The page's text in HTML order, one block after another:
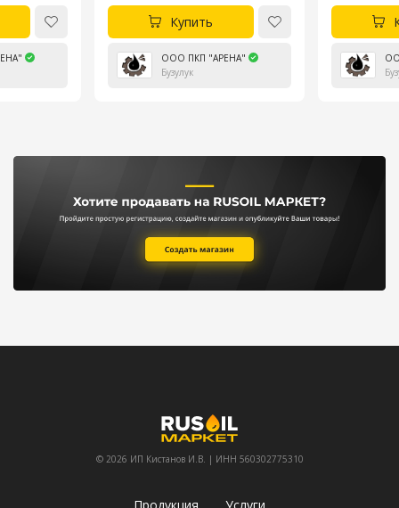
Купить
ООО ПКП "АРЕНА"
Бузулук
© 2026 ИП Кистанов И.В. | ИНН 560302775310